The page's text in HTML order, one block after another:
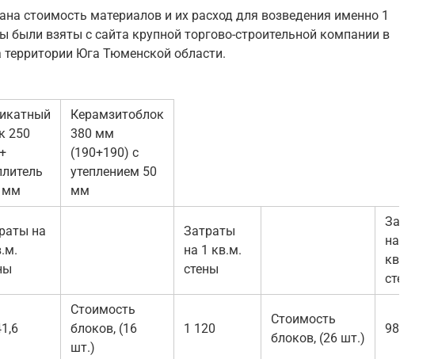
стоимость материалов и их расход для возведения именно 1
были взяты с сайта крупной торгово-строительной компании в
территории Юга Тюменской области.
250
мм
Керамзитоблок
380 мм
(190+190) с
утеплением 50
мм
на
Затраты
на 1 кв.м.
стены
Затраты
на 1
кв.м.
стены
Стоимость
блоков, (16
шт.)
1 120
Стоимость
блоков, (26 шт.)
988